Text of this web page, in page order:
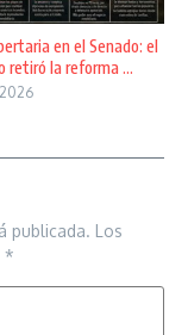
en el Senado: el
retiró la reforma ...
publicada. Los
*